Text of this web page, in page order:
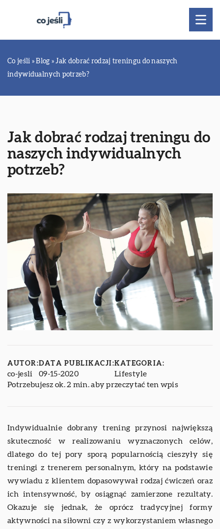
Co jeśli »Blog »Jak dobrać rodzaj treningu do naszych
indywidualnych potrzeb?
Jak dobrać rodzaj treningu do
naszych indywidualnych
potrzeb?
AUTOR:
co-jesli
DATA PUBLIKACJI:
09-15-2020
KATEGORIA:
Lifestyle
Potrzebujesz ok. 2 min. aby przeczytać ten wpis
Indywidualnie dobrany trening przynosi największą
skuteczność w realizowaniu wyznaczonych celów,
dlatego do tej pory sporą popularnością cieszyły się
treningi z trenerem personalnym, który na podstawie
wywiadu z klientem dopasowywał rodzaj ćwiczeń oraz
ich intensywność, by osiągnąć zamierzone rezultaty.
Okazuje się jednak, że oprócz tradycyjnej formy
aktywności na siłowni czy z wykorzystaniem własnego